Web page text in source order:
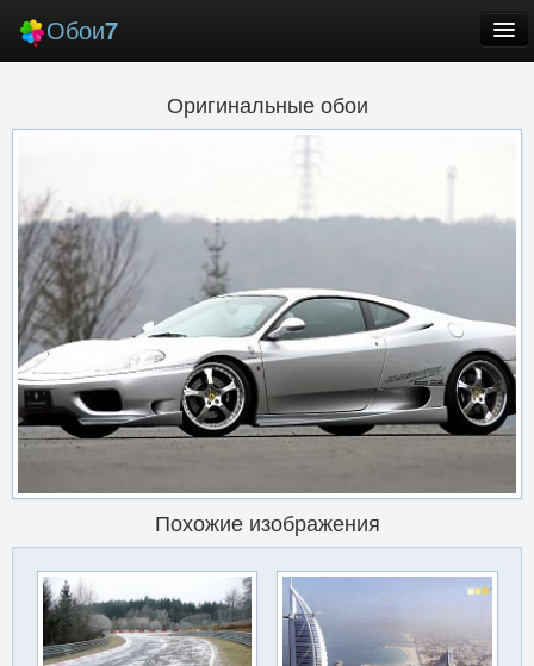
Обои7
Лучшие
Заставки
Еще
Вход
Оригинальные обои
Похожие изображения